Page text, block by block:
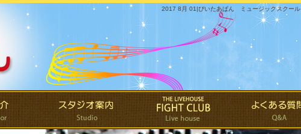
2017 8月 01|ぴいたあぱん ミュージックスクール